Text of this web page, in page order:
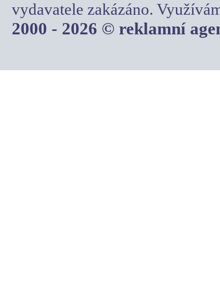
vydavatele zakázáno.
2000 - 2026 © reklamní